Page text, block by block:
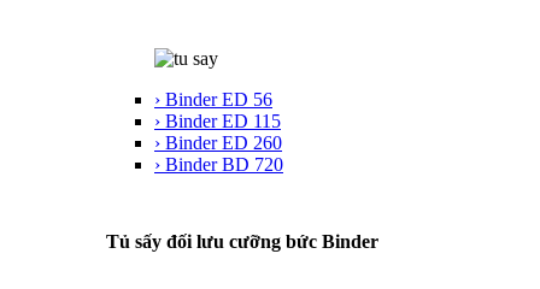
› Binder ED 56
› Binder ED 115
› Binder ED 260
› Binder BD 720
Tủ sấy đối lưu cưỡng bức Binder